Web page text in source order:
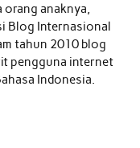
anaknya,
Blog Internasional
tahun 2010 blog
pengguna internet
Indonesia.